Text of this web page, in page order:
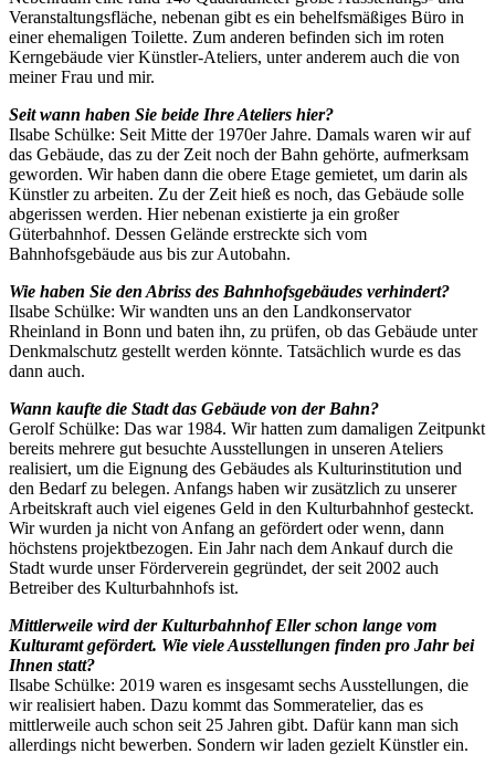
Veranstaltungsfläche, nebenan gibt es ein behelfsmäßiges Büro in
einer ehemaligen Toilette. Zum anderen befinden sich im roten
Kerngebäude vier Künstler-Ateliers, unter anderem auch die von
meiner Frau und mir.
Seit wann haben Sie beide Ihre Ateliers hier?
Ilsabe Schülke: Seit Mitte der 1970er Jahre. Damals waren wir auf
das Gebäude, das zu der Zeit noch der Bahn gehörte, aufmerksam
geworden. Wir haben dann die obere Etage gemietet, um darin als
Künstler zu arbeiten. Zu der Zeit hieß es noch, das Gebäude solle
abgerissen werden. Hier nebenan existierte ja ein großer
Güterbahnhof. Dessen Gelände erstreckte sich vom
Bahnhofsgebäude aus bis zur Autobahn.
Wie haben Sie den Abriss des Bahnhofsgebäudes verhindert?
Ilsabe Schülke: Wir wandten uns an den Landkonservator
Rheinland in Bonn und baten ihn, zu prüfen, ob das Gebäude unter
Denkmalschutz gestellt werden könnte. Tatsächlich wurde es das
dann auch.
Wann kaufte die Stadt das Gebäude von der Bahn?
Gerolf Schülke: Das war 1984. Wir hatten zum damaligen Zeitpunkt
bereits mehrere gut besuchte Ausstellungen in unseren Ateliers
realisiert, um die Eignung des Gebäudes als Kulturinstitution und
den Bedarf zu belegen. Anfangs haben wir zusätzlich zu unserer
Arbeitskraft auch viel eigenes Geld in den Kulturbahnhof gesteckt.
Wir wurden ja nicht von Anfang an gefördert oder wenn, dann
höchstens projektbezogen. Ein Jahr nach dem Ankauf durch die
Stadt wurde unser Förderverein gegründet, der seit 2002 auch
Betreiber des Kulturbahnhofs ist.
Mittlerweile wird der Kulturbahnhof Eller schon lange vom
Kulturamt gefördert. Wie viele Ausstellungen finden pro Jahr bei
Ihnen statt?
Ilsabe Schülke: 2019 waren es insgesamt sechs Ausstellungen, die
wir realisiert haben. Dazu kommt das Sommeratelier, das es
mittlerweile auch schon seit 25 Jahren gibt. Dafür kann man sich
allerdings nicht bewerben. Sondern wir laden gezielt Künstler ein.